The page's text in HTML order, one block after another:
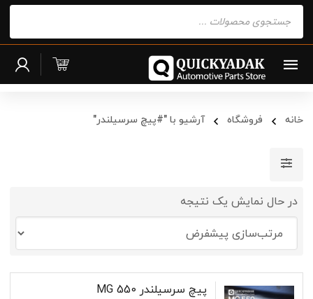
search
خانه فروشگاه آرشیو با "#پیچ سرسیلندر"
در حال نمایش یک نتیجه
پیچ سرسیلندر MG 550